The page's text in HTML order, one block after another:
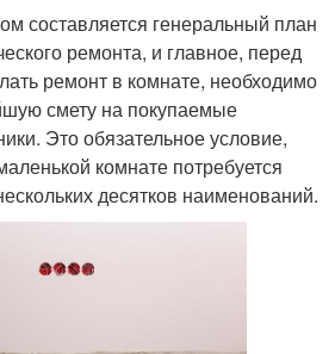
составляется генеральный план
ремонта, и главное, перед
ремонт в комнате, необходимо
смету на покупаемые
Это обязательное условие,
комнате потребуется
десятков наименований.